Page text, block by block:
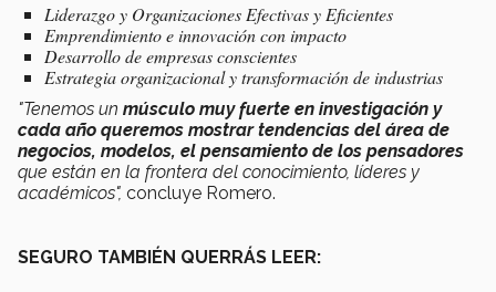
Liderazgo y Organizaciones Efectivas y Eficientes
Emprendimiento e innovación con impacto
Desarrollo de empresas conscientes
Estrategia organizacional y transformación de industrias
"Tenemos un músculo muy fuerte en investigación y
cada año queremos mostrar tendencias del área de
negocios, modelos, el pensamiento de los pensadores
que están en la frontera del conocimiento, líderes y
académicos", concluye Romero.
SEGURO TAMBIÉN QUERRÁS LEER: